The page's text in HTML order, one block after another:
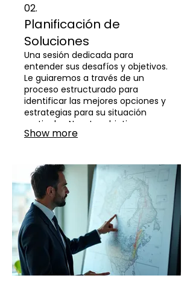
02.
Planificación de
Soluciones
Una sesión dedicada para
entender sus desafíos y objetivos.
Le guiaremos a través de un
proceso estructurado para
identificar las mejores opciones y
estrategias para su situación
particular. Nuestro objetivo es
proporcionarle un plan de acción
Show more